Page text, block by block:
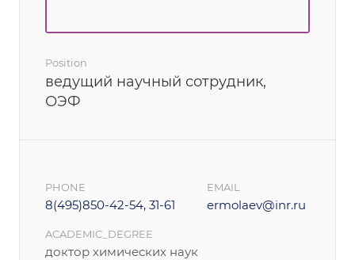
Position
ведущий научный сотрудник,
ОЭФ
PHONE
8(495)850-42-54, 31-61
EMAIL
ermolaev@inr.ru
ACADEMIC_DEGREE
доктор химических наук